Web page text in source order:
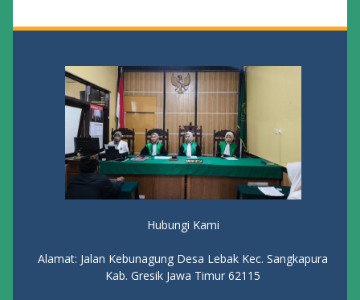
Hubungi Kami
Alamat: Jalan Kebunagung Desa Lebak Kec. Sangkapura
Kab. Gresik Jawa Timur 62115